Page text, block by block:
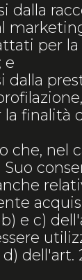
dalla
per
e
dalla
finalità
che, nel
e c)
dell'art.